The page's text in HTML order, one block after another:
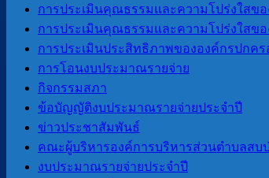
การประเมินคุณธรรมและความโปร่งใสขอ
การประเมินคุณธรรมและความโปร่งใสขอ
การประเมินประสิทธิภาพขององค์กรปกคร
การโอนงบประมาณรายจ่าย
กิจกรรมสภา
ข้อบัญญัติงบประมาณรายจ่ายประจำปี
ข่าวประชาสัมพันธ์
คณะผู้บริหารองค์การบริหารส่วนตำบลสบ
งบประมาณรายจ่ายประจำปี
ประกาศองค์การบริหารส่วนตำบลสบป่อง เรื่อง
แจ้งกำหนดนัดหมายการบริหา
21 กรกฎาคม 202622 กรกฎาคม 2026
ประชาสัมพันธ์เรื่อง แจ้งกำหนดนัดหมายการบริ